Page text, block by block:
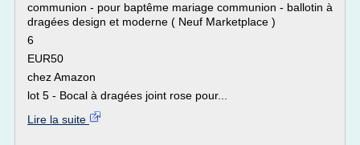
communion - pour baptême mariage communion - ballotin à
dragées design et moderne ( Neuf Marketplace )
6
EUR50
chez Amazon
lot 5 - Bocal à dragées joint rose pour...
Lire la suite